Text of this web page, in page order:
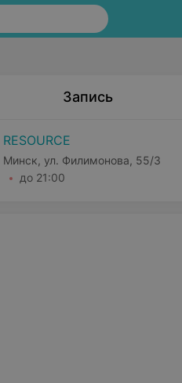
Запись
RESOURCE
Минск, ул. Филимонова, 55/3
до 21:00